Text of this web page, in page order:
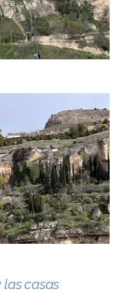
las casas